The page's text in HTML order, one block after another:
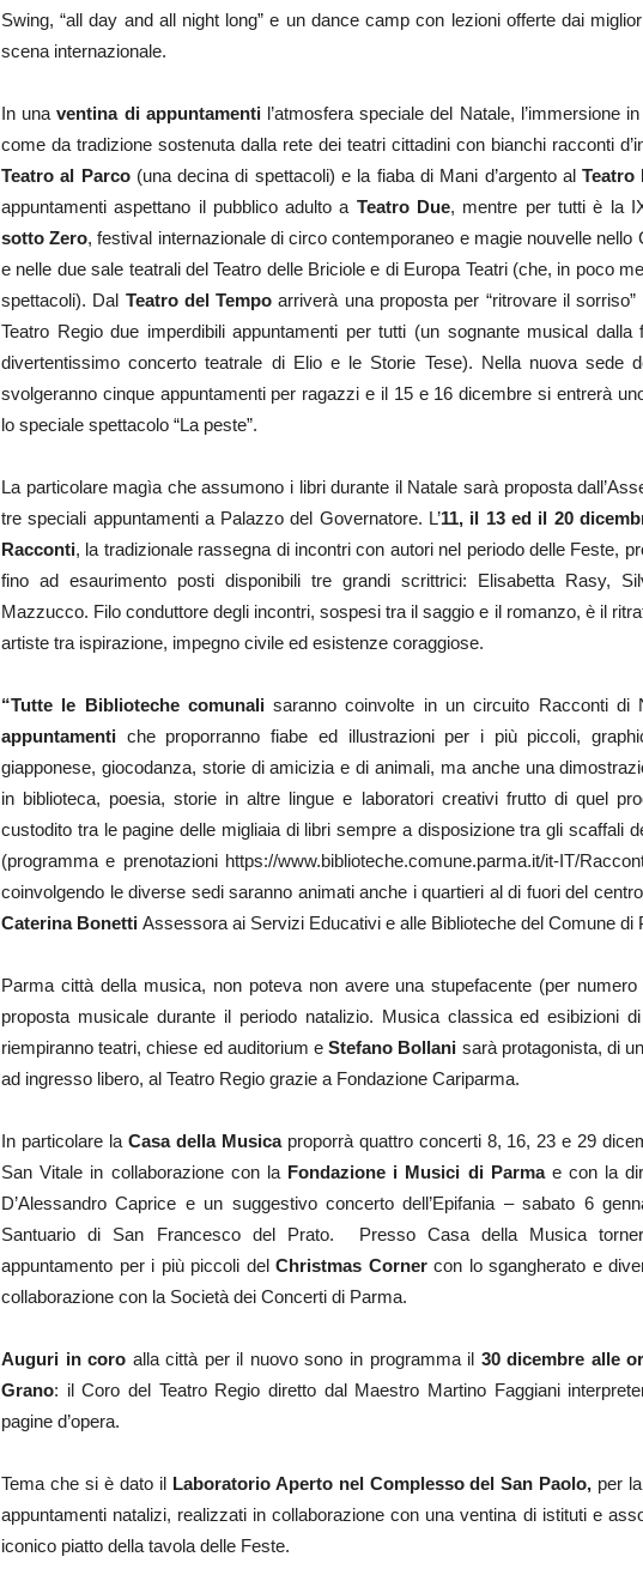
Swing, “all day and all night long” e un dance camp con lezioni offerte dai
scena internazionale.
In unaventina di appuntamentil’atmosfera speciale del Natale, l’immersione
come da tradizione sostenuta dalla rete dei teatri cittadini con bianchi racconti
Teatro al Parco(una decina di spettacoli) e la fiaba di Mani d’argento alTeatro
appuntamenti aspettano il pubblico adulto a Teatro Due, mentre per tutti è la
sotto Zero, festival internazionale di circo contemporaneo e magie nouvelle nello
e nelle due sale teatrali del Teatro delle Briciole e di Europa Teatri (che, in poco
spettacoli). Dal Teatro del Tempo arriverà una proposta per “ritrovare il
Teatro Regio due imperdibili appuntamenti per tutti (un sognante musical
divertentissimo concerto teatrale di Elio e le Storie Tese). Nella nuova sede
svolgeranno cinque appuntamenti per ragazzi e il 15 e 16 dicembre si entrerà
lo speciale spettacolo “La peste”.
La particolare magìa che assumono i libri durante il Natale sarà proposta
tre speciali appuntamenti a Palazzo del Governatore. L’11, il 13 ed il 20
Racconti, la tradizionale rassegna di incontri con autori nel periodo delle Feste,
fino ad esaurimento posti disponibili tre grandi scrittrici: Elisabetta Rasy,
Mazzucco. Filo conduttore degli incontri, sospesi tra il saggio e il romanzo, è il
artiste tra ispirazione, impegno civile ed esistenze coraggiose.
“Tutte le Biblioteche comunalisaranno coinvolte in un circuito Racconti di
appuntamenti che proporranno fiabe ed illustrazioni per i più piccoli,
giapponese, giocodanza, storie di amicizia e di animali, ma anche una
in biblioteca, poesia, storie in altre lingue e laboratori creativi frutto di quel
custodito tra le pagine delle migliaia di libri sempre a disposizione tra gli scaffali
(programma e prenotazioni https://www.biblioteche.comune.parma.it/it-IT/
coinvolgendo le diverse sedi saranno animati anche i quartieri al di fuori del
Caterina Bonetti Assessora ai Servizi Educativi e alle Biblioteche del Comune di
Parma città della musica, non poteva non avere una stupefacente (per
proposta musicale durante il periodo natalizio. Musica classica ed esibizioni
riempiranno teatri, chiese ed auditorium eStefano Bollani sarà protagonista, di
ad ingresso libero, al Teatro Regio grazie a Fondazione Cariparma.
In particolare la Casa della Musicaproporrà quattro concerti 8, 16, 23 e 29
San Vitale in collaborazione con la Fondazione i Musici di Parmae con la
D’Alessandro Caprice e un suggestivo concerto dell’Epifania – sabato 6
Santuario di San Francesco del Prato. Presso Casa della Musica
appuntamento per i più piccoli del Christmas Corner con lo sgangherato e
collaborazione con la Società dei Concerti di Parma.
Auguri in coro alla città per il nuovo sono in programma il 30 dicembre alle
Grano: il Coro del Teatro Regio diretto dal Maestro Martino Faggiani
pagine d’opera.
Tema che si è dato il Laboratorio Aperto nel Complesso del San Paolo, per
appuntamenti natalizi, realizzati in collaborazione con una ventina di istituti e
iconico piatto della tavola delle Feste.